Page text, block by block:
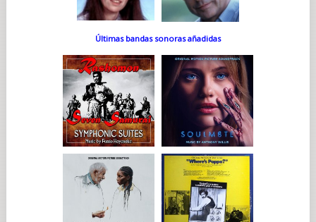
Últimas bandas sonoras añadidas